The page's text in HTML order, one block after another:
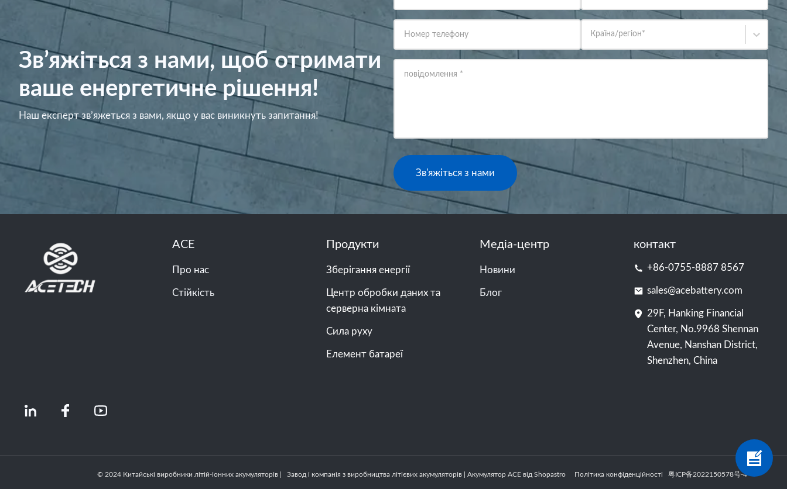
Зв’яжіться з нами, щоб отримати
ваше енергетичне рішення!
Наш експерт зв’яжеться з вами, якщо у вас виникнуть запитання!
Номер телефону Країна/регіон*
повідомлення *
Зв'яжіться з нами
ACE
Про нас
Стійкість
Продукти
Зберігання енергії
Центр обробки даних та
серверна кімната
Сила руху
Елемент батареї
Медіа-центр
Новини
Блог
контакт
+86-0755-8887 8567
sales@acebattery.com
29F, Hanking Financial
Center, No.9968 Shennan
Avenue, Nanshan District,
Shenzhen, China
© 2024 Китайські виробники літій-іонних акумуляторів | Завод і компанія з виробництва літієвих акумуляторів | Акумулятор ACE від Shopastro Політика конфіденційності 粤ICP备2022150578号-4